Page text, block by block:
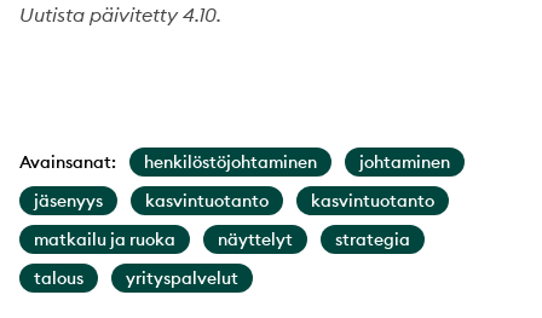
Uutista päivitetty 4.10.
Avainsanat: henkilöstöjohtaminen
johtaminen
jäsenyys
kasvintuotanto
kasvintuotanto
matkailu ja ruoka
näyttelyt
strategia
talous
yrityspalvelut